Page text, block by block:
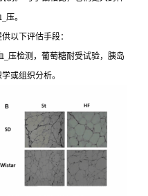
压。
以下评估手段：
压检测，葡萄糖耐受试验，胰岛
或组织分析。